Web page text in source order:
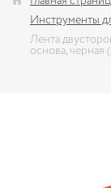
Инструменты
Лента
основа, черная